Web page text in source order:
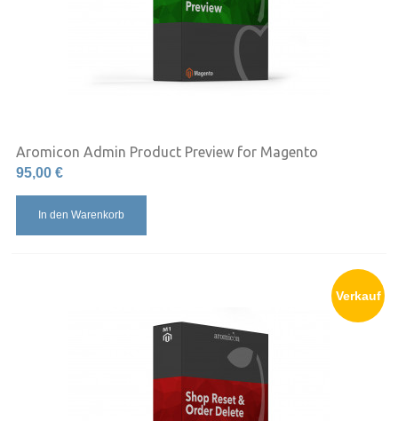
Aromicon Admin Product Preview for Magento
95,00 €
In den Warenkorb
Verkauf